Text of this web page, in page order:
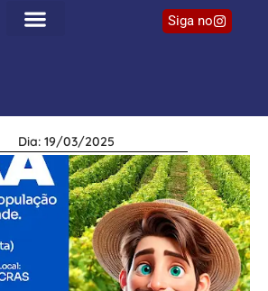
Siga no
Dia: 19/03/2025